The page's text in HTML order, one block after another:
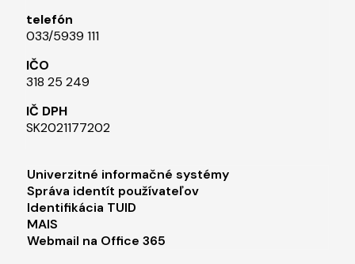
telefón
033/5939 111​
IČO
318 25 249
IČ DPH
SK2021177202​
Footer menu 1
Univerzitné informačné systémy
Správa identít používateľov
Identifikácia TUID
MAIS
Webmail na Office 365